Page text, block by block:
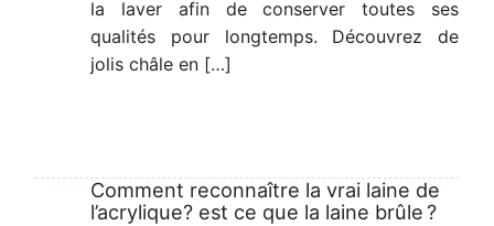
la laver afin de conserver toutes ses
qualités pour longtemps. Découvrez de
jolis châle en […]
Comment reconnaître la vrai laine de
l’acrylique? est ce que la laine brûle ?